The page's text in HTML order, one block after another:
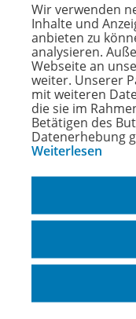
Wir verwenden
Inhalte und
anbieten zu
analysieren.
Webseite an
weiter. Unserer
mit weiteren
die sie im
Betätigen des
Datenerhebung
Weiterlesen